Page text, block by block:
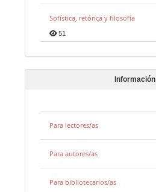
Sofística, retórica y filosofía
51
Información
Para lectores/as
Para autores/as
Para bibliotecarios/as